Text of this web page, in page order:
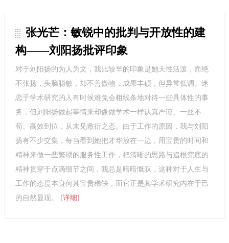
张光芒：敏锐中的批判与开放性的建
构——刘阳扬批评印象
对于刘阳扬的为人为文，我比较早的印象是她天性活泼，而绝
不张扬，头脑聪敏，却不善傲物，成果丰硕，但异常低调。迷
恋于学术研究的人有时候难免会粗线条地对待一些具体性的事
务，但刘阳扬做起事情来却像做学术一样认真严谨、一丝不
苟、高效到位，从未见敷衍之态。由于工作的原因，我与刘阳
扬有不少交集，每当看到她把才华放在一边，用宝贵的时间和
精神来做一些繁琐的服务性工作，把清晰的思路与追根究底的
精神贯穿于点滴细节之间，我总是暗暗慨叹，这种对于人生与
工作的态度本身何其宝贵稀缺，而它正是其学术研究内在于己
的自然显现。
[详细]